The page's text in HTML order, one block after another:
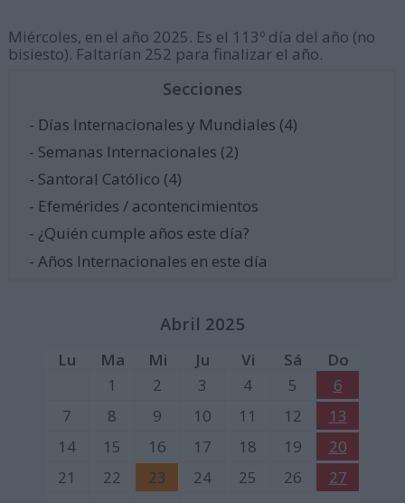
Miércoles, en el año 2025. Es el 113º día del año (no
bisiesto). Faltarían 252 para finalizar el año.
Secciones
- Días Internacionales y Mundiales (4)
- Semanas Internacionales (2)
- Santoral Católico (4)
- Efemérides / acontencimientos
- ¿Quién cumple años este día?
- Años Internacionales en este día
Abril 2025
Lu Ma Mi Ju Vi Sá
Do
1
2 3 4 5
6
7
8 9 10 11 12
13
14
15 16 17 18 19
20
21
22 23 24 25 26
27